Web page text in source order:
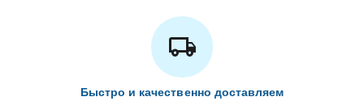
Быстро и качественно доставляем